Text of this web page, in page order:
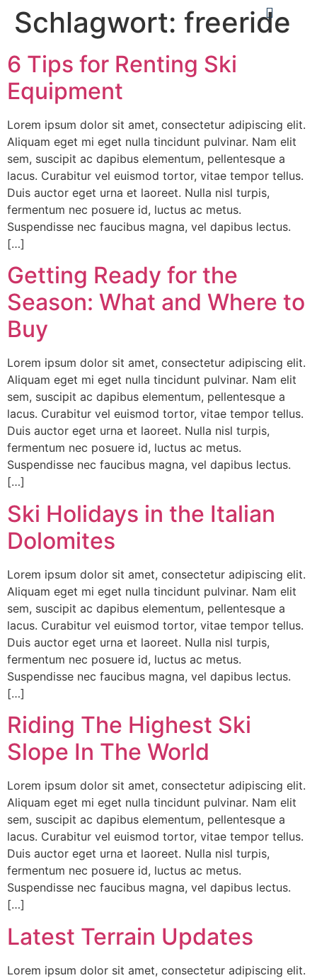
Schlagwort: freeride
6 Tips for Renting Ski
Equipment
Lorem ipsum dolor sit amet, consectetur adipiscing elit.
Aliquam eget mi eget nulla tincidunt pulvinar. Nam elit
sem, suscipit ac dapibus elementum, pellentesque a
lacus. Curabitur vel euismod tortor, vitae tempor tellus.
Duis auctor eget urna et laoreet. Nulla nisl turpis,
fermentum nec posuere id, luctus ac metus.
Suspendisse nec faucibus magna, vel dapibus lectus.
[…]
Getting Ready for the
Season: What and Where to
Buy
Lorem ipsum dolor sit amet, consectetur adipiscing elit.
Aliquam eget mi eget nulla tincidunt pulvinar. Nam elit
sem, suscipit ac dapibus elementum, pellentesque a
lacus. Curabitur vel euismod tortor, vitae tempor tellus.
Duis auctor eget urna et laoreet. Nulla nisl turpis,
fermentum nec posuere id, luctus ac metus.
Suspendisse nec faucibus magna, vel dapibus lectus.
[…]
Ski Holidays in the Italian
Dolomites
Lorem ipsum dolor sit amet, consectetur adipiscing elit.
Aliquam eget mi eget nulla tincidunt pulvinar. Nam elit
sem, suscipit ac dapibus elementum, pellentesque a
lacus. Curabitur vel euismod tortor, vitae tempor tellus.
Duis auctor eget urna et laoreet. Nulla nisl turpis,
fermentum nec posuere id, luctus ac metus.
Suspendisse nec faucibus magna, vel dapibus lectus.
[…]
Riding The Highest Ski
Slope In The World
Lorem ipsum dolor sit amet, consectetur adipiscing elit.
Aliquam eget mi eget nulla tincidunt pulvinar. Nam elit
sem, suscipit ac dapibus elementum, pellentesque a
lacus. Curabitur vel euismod tortor, vitae tempor tellus.
Duis auctor eget urna et laoreet. Nulla nisl turpis,
fermentum nec posuere id, luctus ac metus.
Suspendisse nec faucibus magna, vel dapibus lectus.
[…]
Latest Terrain Updates
Lorem ipsum dolor sit amet, consectetur adipiscing elit.